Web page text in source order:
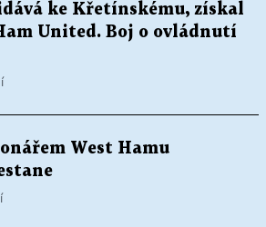
ke Křetínskému, získal
United. Boj o ovládnutí
West Hamu